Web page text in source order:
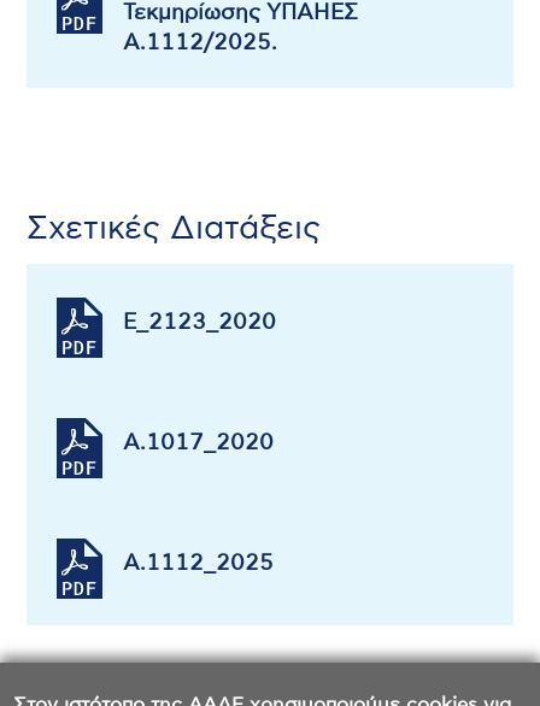
Τεκμηρίωσης ΥΠΑΗΕΣ
A.1112/2025.
Σχετικές Διατάξεις
E_2123_2020
Α.1017_2020
Α.1112_2025